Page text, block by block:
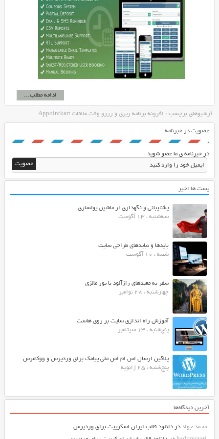
ادامه مطلب...
آرشیوهای برچسب : افزونه برنامه ریزی و رزرو وقت ملاقات Appointkart
عضویت در خبرنامه
در خبرنامه ی ما عضو شوید
پست ها اخیر
پشتیبانی و نگهداری از ماشین پولسازی
سه‌شنبه ، 13 آگوست
بایدها و نبایدهای طراحی سایت
شنبه ، 10 آگوست
سفر به معبدهای رازآلود با تور مالزی
چهارشنبه ، 28 نوامبر
آموزش راه اندازی سایت بر روی هاست
پنج‌شنبه ، 13 سپتامبر
پلاگین ارسال اس ام اس ملی پیامک برای وردپرس و ووکامرس
پنج‌شنبه ، 25 ژانویه
آخرین دیدگاه‌ها
محمد جواددر دانلود قالب ایران اسکریپت برای وردپرس